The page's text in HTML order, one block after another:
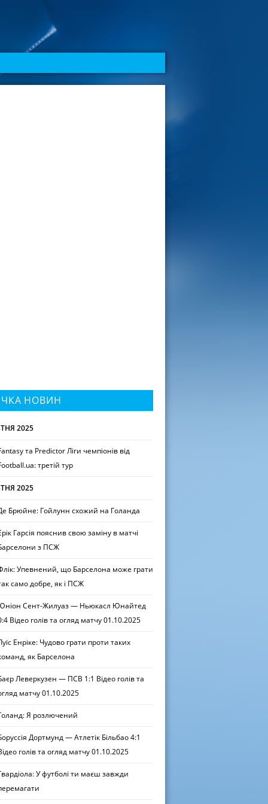
2025
НОВИН
2025
та Predictor Ліги чемпіонів від
третій тур
2025
Брюйне: Гойлунн схожий на Голанда
Гарсія пояснив свою заміну в матчі
з ПСЖ
Упевнений, що Барселона може грати
само добре, як і ПСЖ
Сент-Жилуаз — Ньюкасл Юнайтед
Відео голів та огляд матчу 01.10.2025
Енріке: Чудово грати проти таких
як Барселона
Леверкузен — ПСВ 1:1 Відео голів та
матчу 01.10.2025
Я розлючений
Дортмунд — Атлетік Більбао 4:1
голів та огляд матчу 01.10.2025
У футболі ти маєш завжди